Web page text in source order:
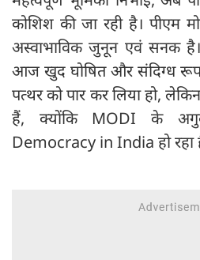
कोशिश की जा रही है। पीएम
अस्वाभाविक जुनून एवं सनक
आज खुद घोषित और संदिग्ध
पत्थर को पार कर लिया हो,
हैं, क्योंकि MODI के
Democracy in India हो रहा